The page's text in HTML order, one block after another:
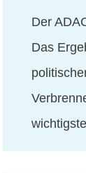
Der
Das